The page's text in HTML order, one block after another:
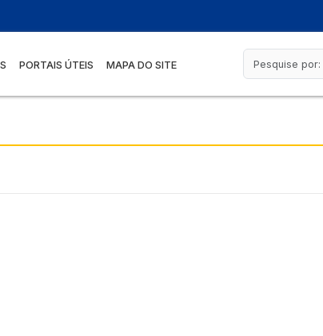
PORTAIS ÚTEIS MAPA DO SITE